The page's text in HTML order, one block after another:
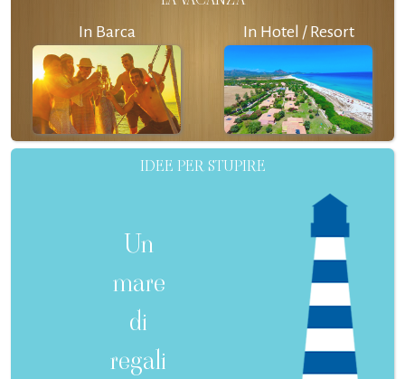
In Barca In Hotel / Resort
IDEE PER STUPIRE
Un
mare
di
regali